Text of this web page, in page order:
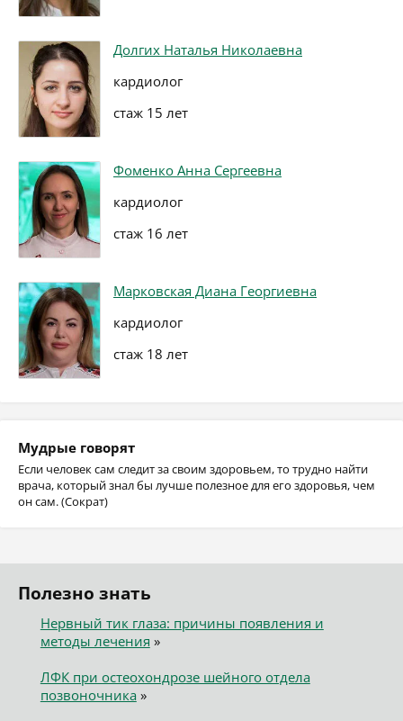
Долгих Наталья Николаевна
кардиолог
стаж 15 лет
Фоменко Анна Сергеевна
кардиолог
стаж 16 лет
Марковская Диана Георгиевна
кардиолог
стаж 18 лет
Мудрые говорят
Если человек сам следит за своим здоровьем, то трудно найти
врача, который знал бы лучше полезное для его здоровья, чем
он сам. (Сократ)
Полезно знать
Нервный тик глаза: причины появления и
методы лечения »
ЛФК при остеохондрозе шейного отдела
позвоночника»